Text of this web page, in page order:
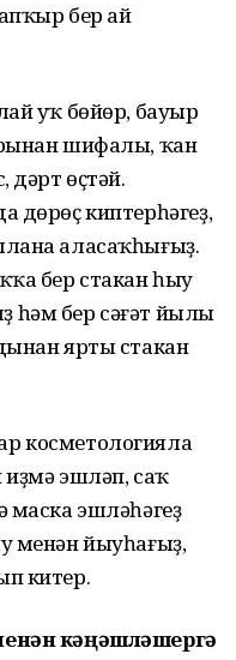
бер ай
уҡ бөйөр, бауыр
шифалы, ҡан
дәрт өҫтәй.
дөрөҫ киптерһәгеҙ,
аласаҡһығыҙ.
бер стакан һыу
һәм бер сәғәт йылы
ярты стакан
косметологияла
эшләп, саҡ
маска эшләһәгеҙ
менән йыуһағыҙ,
китер.
кәңәшләшергә